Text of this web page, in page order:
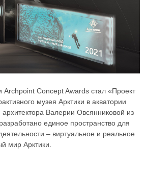
Concept Awards стал «Проект
музея Арктики в акватории
Валерии Овсянниковой из
единое пространство для
– виртуальное и реальное
мир Арктики.